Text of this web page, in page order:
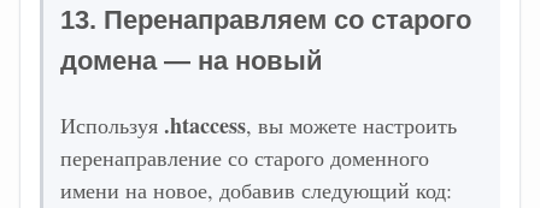
13. Перенаправляем со старого
домена — на новый
Используя.htaccess, вы можете настроить
перенаправление со старого доменного
имени на новое, добавив следующий код: